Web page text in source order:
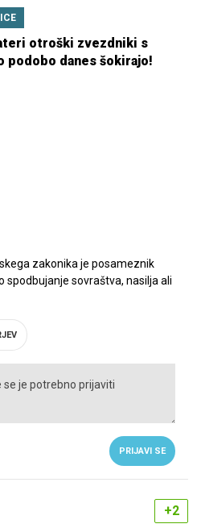
otroški zvezdniki s
podobo danes šokirajo!
zakonika je posameznik
spodbujanje sovraštva, nasilja ali
PRIJAVI SE
+2